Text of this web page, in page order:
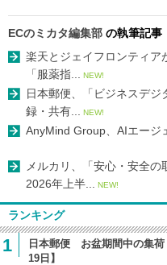
ECのミカタ編集部 の執筆記事
楽天とジェイフロンティア
「服薬指...
NEW!
日本郵便、「ビジネスデ
録・共有...
NEW!
AnyMind Group、AIエージ
メルカリ、「安心・安全の
2026年上半...
NEW!
ランキング
1
日本郵便 お盆期間中の集荷
19日】